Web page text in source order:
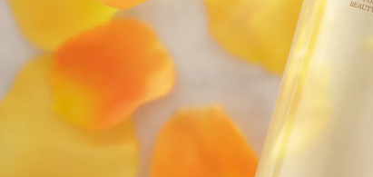
サラフェ
レナセル
ご利用ガイド
お問い合わせ